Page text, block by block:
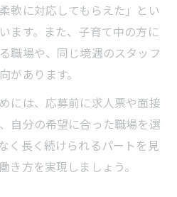
軟に対応してもらえた」とい
ます。また、子育て中の方に
職場や、同じ境遇のスタッフ
があります。
には、応募前に求人票や面接
自分の希望に合った職場を選
く長く続けられるパートを見
き方を実現しましょう。